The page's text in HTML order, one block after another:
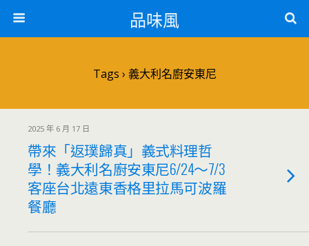
品味風
Tags › 義大利名廚安東尼
2025 年 6 月 17 日
帶來「返璞歸真」義式料理哲
學！義大利名廚安東尼6/24～7/3
客座台北遠東香格里拉馬可波羅
餐廳